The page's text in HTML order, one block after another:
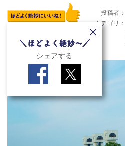
シェアする
投稿者
カテゴリ